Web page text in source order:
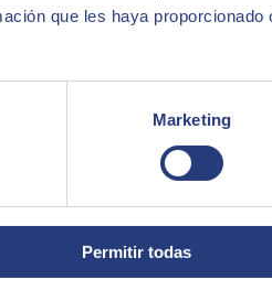
que les haya proporcionado
Marketing
Permitir todas
un ejército de operadores que
en cada punto de contacto
deben considerarse soluciones
avanzados, nos referimos al
de que el paquete ha llegado
deben ser, o no, inmediatas
objetivo no podemos abrumarle